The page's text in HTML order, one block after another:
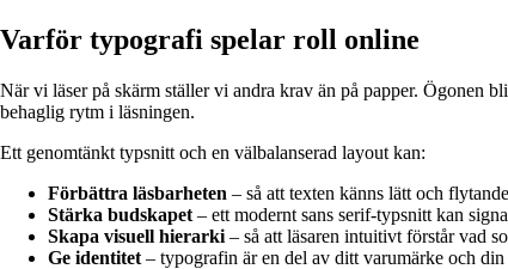
Varför typografi spelar roll online
När vi läser på skärm ställer vi andra krav än på papper. Ögonen
behaglig rytm i läsningen.
Ett genomtänkt typsnitt och en välbalanserad layout kan:
Förbättra läsbarheten – så att texten känns lätt och
Stärka budskapet – ett modernt sans serif-typsnitt kan
Skapa visuell hierarki – så att läsaren intuitivt förstår vad
Ge identitet – typografin är en del av ditt varumärke och din